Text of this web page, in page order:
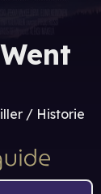
/ Historie